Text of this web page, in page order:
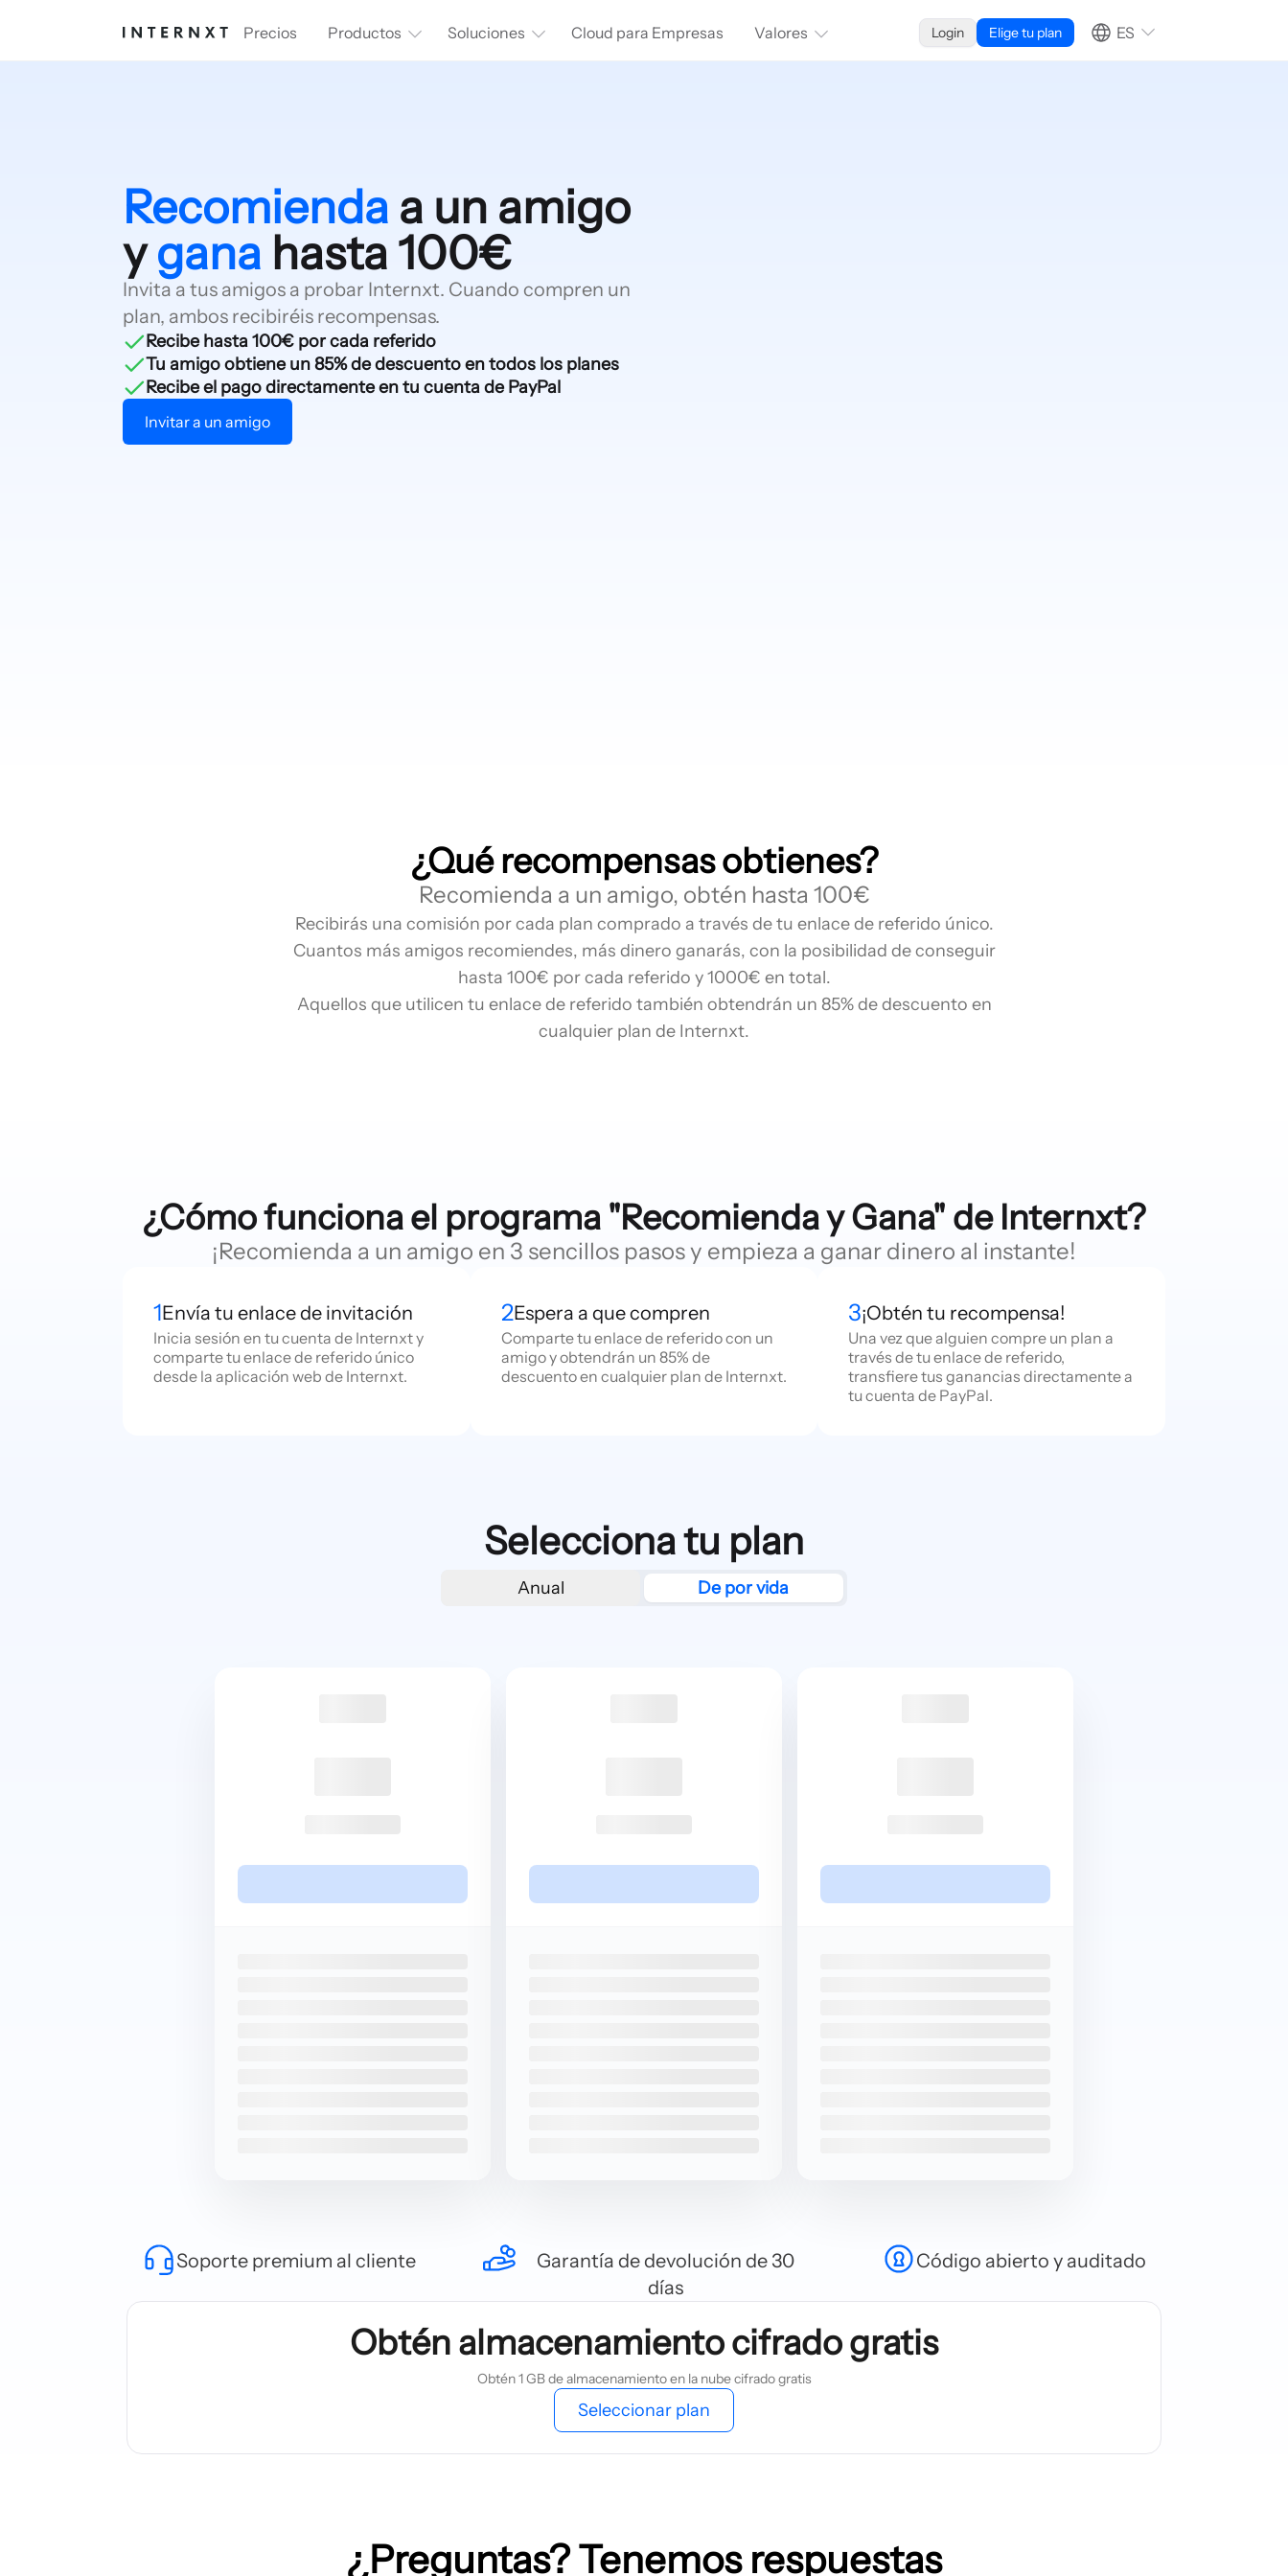
Precios Productos Soluciones Cloud para Empresas Valores Login Elige tu plan ES
Recomienda a un amigo
ygana hasta 100€
Invita a tus amigos a probar Internxt. Cuando compren un
plan, ambos recibiréis recompensas.
Recibe hasta 100€ por cada referido
Tu amigo obtiene un 85% de descuento en todos los planes
Recibe el pago directamente en tu cuenta de PayPal
Invitar a un amigo
¿Qué recompensas obtienes?
Recomienda a un amigo, obtén hasta 100€
Recibirás una comisión por cada plan comprado a través de tu enlace de referido único.
Cuantos más amigos recomiendes, más dinero ganarás, con la posibilidad de conseguir
hasta 100€ por cada referido y 1000€ en total.
Aquellos que utilicen tu enlace de referido también obtendrán un 85% de descuento en
cualquier plan de Internxt.
¿Cómo funciona el programa "Recomienda y Gana" de Internxt?
¡Recomienda a un amigo en 3 sencillos pasos y empieza a ganar dinero al instante!
1Envía tu enlace de invitación
Inicia sesión en tu cuenta de Internxt y
comparte tu enlace de referido único
desde la aplicación web de Internxt.
2Espera a que compren
Comparte tu enlace de referido con un
amigo y obtendrán un 85% de
descuento en cualquier plan de Internxt.
3¡Obtén tu recompensa!
Una vez que alguien compre un plan a
través de tu enlace de referido,
transfiere tus ganancias directamente a
tu cuenta de PayPal.
Selecciona tu plan
Anual De por vida
Soporte premium al cliente
Garantía de devolución de 30
días
Código abierto y auditado
Obtén almacenamiento cifrado gratis
Obtén 1 GB de almacenamiento en la nube cifrado gratis
Seleccionar plan
¿Preguntas? Tenemos respuestas